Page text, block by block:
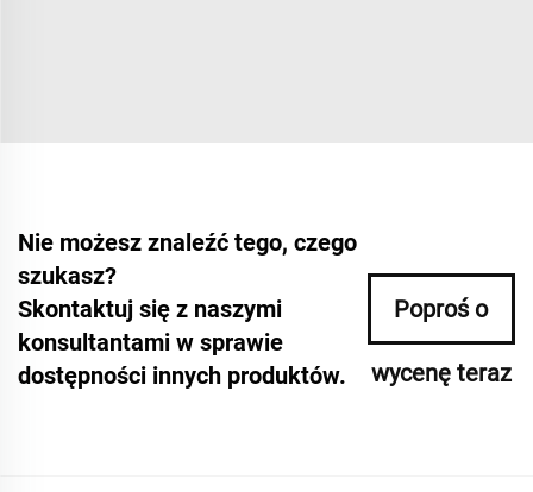
Nie możesz znaleźć tego, czego
szukasz?
Skontaktuj się z naszymi
konsultantami w sprawie
dostępności innych produktów.
Poproś o
wycenę teraz